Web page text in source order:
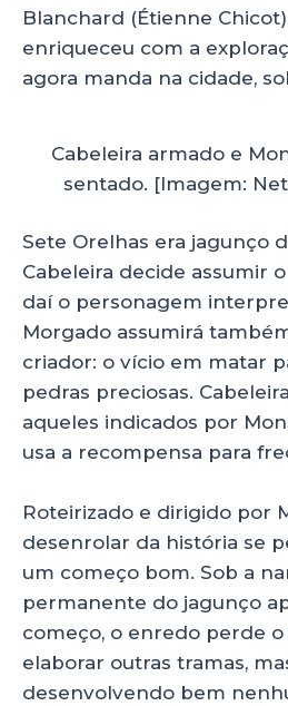
Blanchard (Étienne
enriqueceu com a
agora manda na cidade,
Cabeleira armado e
sentado. [Imagem:
Sete Orelhas era jagunço
Cabeleira decide assumir
daí o personagem
Morgado assumirá
criador: o vício em matar
pedras preciosas.
aqueles indicados por
usa a recompensa para
Roteirizado e dirigido por
desenrolar da história se
um começo bom. Sob a
permanente do jagunço
começo, o enredo perde o
elaborar outras tramas,
desenvolvendo bem